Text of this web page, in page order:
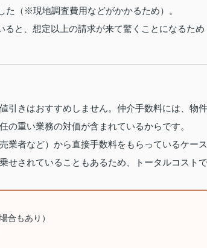
た（※現地調査費用などがかかるため）。
ると、想定以上の請求が来て驚くことになるため
引きはおすすめしません。仲介手数料には、物件
重い業務の対価が含まれているからです。
業者など）から直接手数料をもらっているケース
せされていることもあるため、トータルコストで
合もあり）